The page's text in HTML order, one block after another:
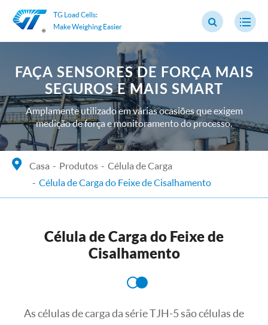
TG Load Cells:
Make Weighing Easier
FAÇA SENSORES DE FORÇA MAIS
SEGUROS E MAIS SMART
Amplamente utilizado em várias ocasiões que exigem
medição de força e monitoramento do processo.
Casa Produtos
Célula de Carga
Célula de Carga do Feixe de Cisalhamento
Célula de Carga do Feixe de
Cisalhamento
As células de carga da série TJH-5 são células de